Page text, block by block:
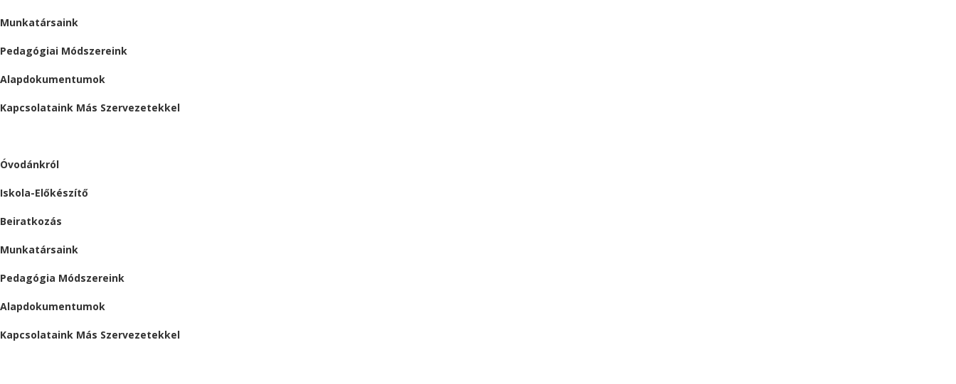
Munkatársaink
Pedagógiai Módszereink
Alapdokumentumok
Kapcsolataink Más Szervezetekkel
Óvodánkról
Iskola-Előkészítő
Beiratkozás
Munkatársaink
Pedagógia Módszereink
Alapdokumentumok
Kapcsolataink Más Szervezetekkel